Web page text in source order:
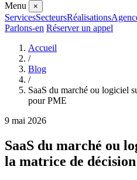
Menu
×
ServicesSecteursRéalisations
Parlons-en Réserver un appel
Accueil
/
Blog
/
SaaS du marché ou logiciel
pour PME
9 mai 2026
SaaS du marché ou
la matrice de